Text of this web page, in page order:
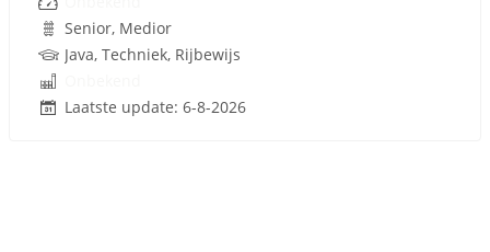
Senior, Medior
Java, Techniek, Rijbewijs
Laatste update: 6-8-2026